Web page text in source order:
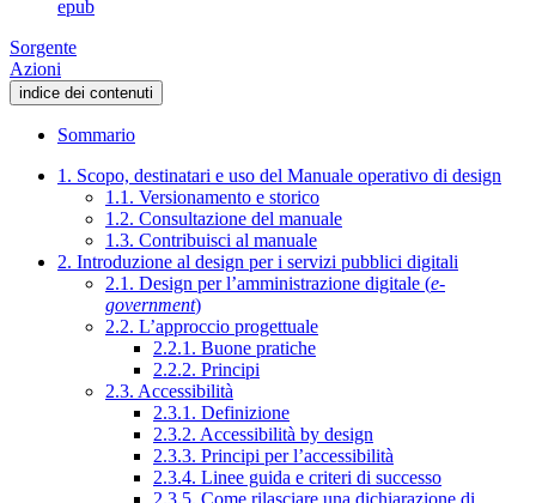
epub
Sorgente
Azioni
indice dei contenuti
Sommario
1. Scopo, destinatari e uso del Manuale operativo di design
1.1. Versionamento e storico
1.2. Consultazione del manuale
1.3. Contribuisci al manuale
2. Introduzione al design per i servizi pubblici digitali
2.1. Design per l’amministrazione digitale (e-
government)
2.2. L’approccio progettuale
2.2.1. Buone pratiche
2.2.2. Principi
2.3. Accessibilità
2.3.1. Definizione
2.3.2. Accessibilità by design
2.3.3. Principi per l’accessibilità
2.3.4. Linee guida e criteri di successo
2.3.5. Come rilasciare una dichiarazione di